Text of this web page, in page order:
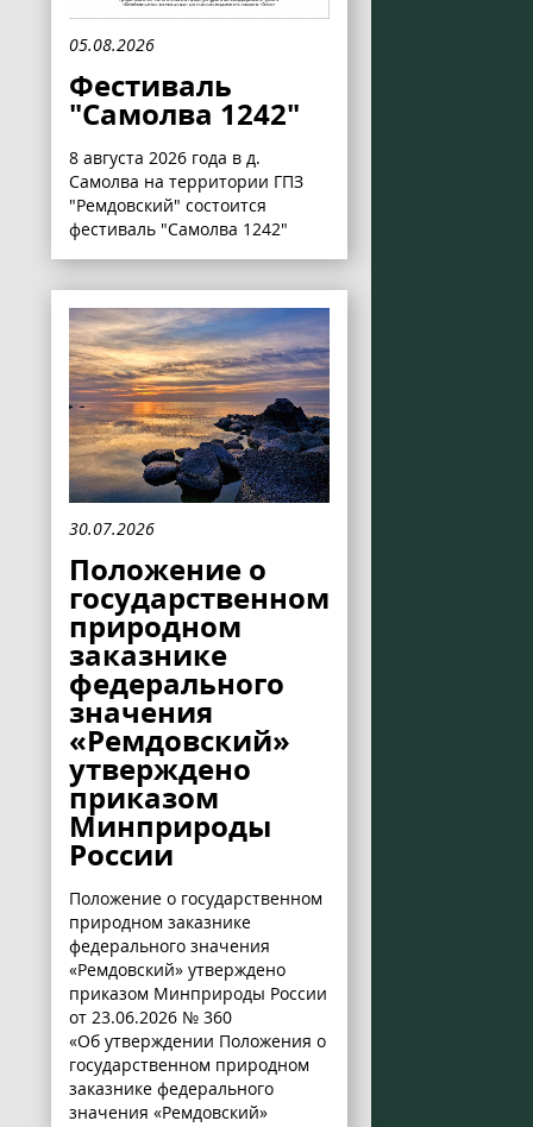
05.08.2026
Фестиваль
"Самолва 1242"
8 августа 2026 года в д.
Самолва на территории ГПЗ
"Ремдовский" состоится
фестиваль "Самолва 1242"
30.07.2026
Положение о
государственном
природном
заказнике
федерального
значения
«Ремдовский»
утверждено
приказом
Минприроды
России
Положение о государственном
природном заказнике
федерального значения
«Ремдовский» утверждено
приказом Минприроды России
от 23.06.2026 № 360
«Об утверждении Положения о
государственном природном
заказнике федерального
значения «Ремдовский»